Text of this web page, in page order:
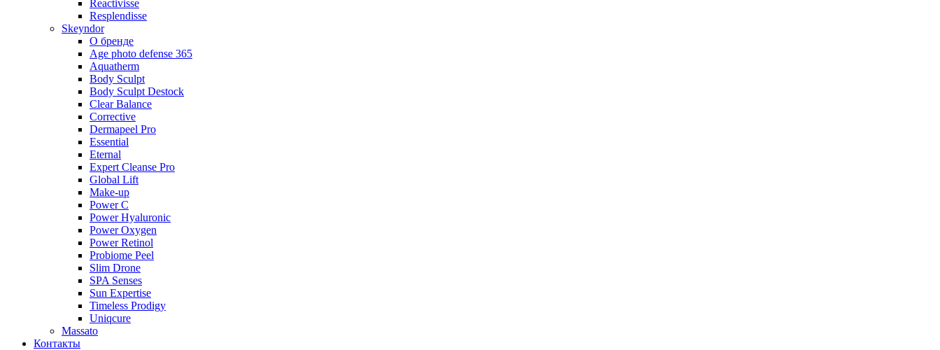
Reactivisse
Resplendisse
Skeyndor
О бренде
Age photo defense 365
Aquatherm
Body Sculpt
Body Sculpt Destock
Clear Balance
Corrective
Dermapeel Pro
Essential
Eternal
Expert Cleanse Pro
Global Lift
Make-up
Power C
Power Hyaluronic
Power Oxygen
Power Retinol
Probiome Peel
Slim Drone
SPA Senses
Sun Expertise
Timeless Prodigy
Uniqcure
Massato
Контакты